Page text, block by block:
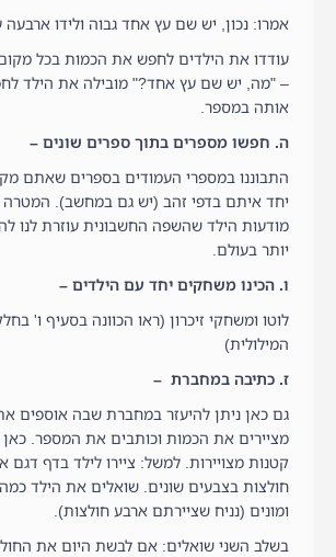
אמרו: נכון, יש שם עץ אחד גבוה ולידו ארבעה
עודדו את הילדים לחפש את הכמות בכל
– "מה, יש שם עץ אחד?" מובילה את הילד
אותה במספר.
ה. חפשו מספרים בתוך ספרים שונים –
התבוננו במספרי העמודים בספרים שאתם
יחד איתם בדפי זהב (יש גם במחשב). המטרה
מודעות הילד שהשפה החשבונית עוזרת לנו
יותר בעולם.
ו. הכינו משחקים יחד עם הילדים –
לוטו ומשחקי זיכרון (ראו הכוונה בסעיף ו'
המילולית)
ז. כתיבה במחברת –
גם כאן ניתן להיעזר במחברת שבה אוספים
מציירים את הכמות וכותבים את המספר. כאן
קטנות מצויירות. למשל: ציירו לילד בדף דגם
חולצות בצבעים שונים. שואלים את הילד
ומונים (נניח שציירתם ארבע חולצות).
בשלב השני שואלים: אם לבשת היום את